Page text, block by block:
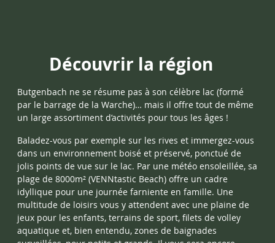
Découvrir la région
Butgenbach ne se résume pas à son célèbre lac (formé
par le barrage de la Warche)… mais il offre tout de même
un large assortiment d’activités pour tous les âges !
Baladez-vous par exemple sur les rives et immergez-vous
dans un environnement boisé et préservé, ponctué de
jolis points de vue sur le lac. Par une météo ensoleillée, sa
plage de 8000m² (VENNtastic Beach) offre un cadre
idyllique pour une journée farniente en famille. Une
multitude de loisirs vous y attendent avec une plaine de
jeux pour les enfants, terrains de sport, filets de volley
aquatique et, bien entendu, zones de baignades